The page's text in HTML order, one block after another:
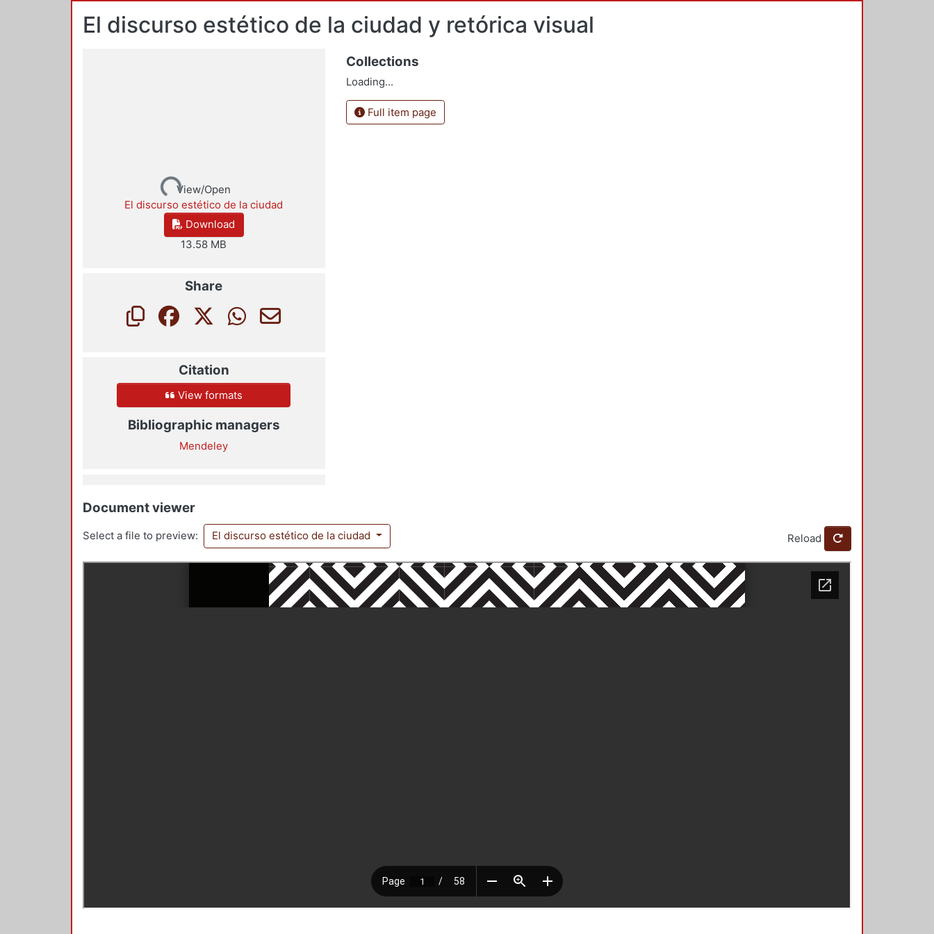
El discurso estético de la ciudad y retórica visual
Loading...View/Open
El discurso estético de la ciudad
Download
13.58 MB
Share
Citation
View formats
Bibliographic managers
Mendeley
Collections
Loading...
Full item page
Document viewer
Select a file to preview: El discurso estético de la ciudad Reload